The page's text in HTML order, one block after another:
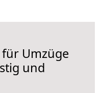
Umzüge
und